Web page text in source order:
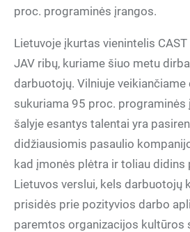
proc. programinės įrangos.
Lietuvoje įkurtas vienintelis
JAV ribų, kuriame šiuo metu
darbuotojų. Vilniuje
sukuriama 95 proc.
šalyje esantys talentai yra
didžiausiomis pasaulio
kad įmonės plėtra ir toliau didins
Lietuvos verslui, kels darbuotojų
prisidės prie pozityvios darbo
paremtos organizacijos kultūros